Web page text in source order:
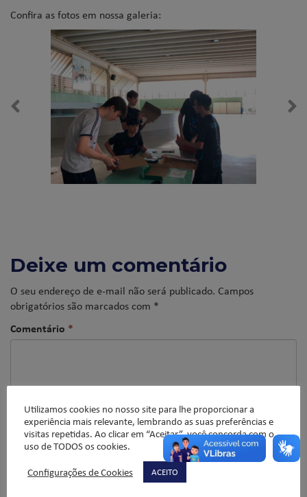
Confira as fotos em nossa galeria:
Deixe um comentário
O seu endereço de e-mail não será publicado. Campos
obrigatórios são marcados com *
Comentário *
Utilizamos cookies no nosso site para lhe proporcionar a
experiência mais relevante, lembrando as suas preferências e
visitas repetidas. Ao clicar em “Aceitar”, você concorda com o
uso de TODOS os cookies.
Configurações de Cookies
ACEITO